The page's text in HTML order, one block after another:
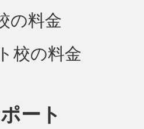
の料金
校の料金
ート